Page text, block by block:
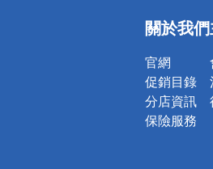
關於我們
官網
促銷目錄
分店資訊
保險服務